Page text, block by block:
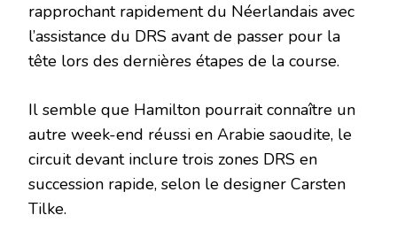
rapprochant rapidement du Néerlandais avec
l’assistance du DRS avant de passer pour la
tête lors des dernières étapes de la course.
Il semble que Hamilton pourrait connaître un
autre week-end réussi en Arabie saoudite, le
circuit devant inclure trois zones DRS en
succession rapide, selon le designer Carsten
Tilke.